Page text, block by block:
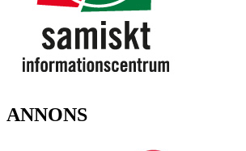
ANNONS